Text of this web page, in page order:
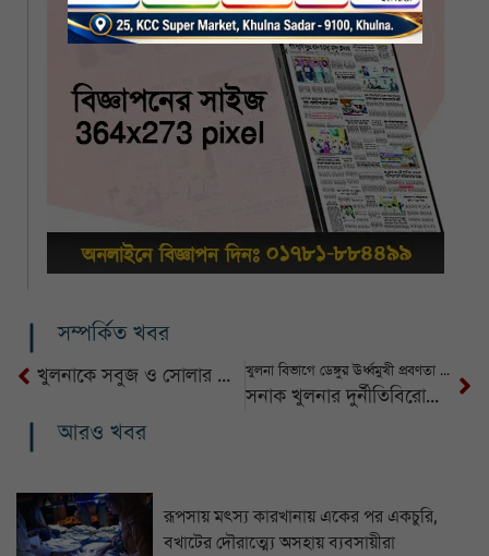
সম্পর্কিত খবর
খুলনাকে সবুজ ও সোলার সিটি গড়ে তোলার দাবি জনউদ্যোগের খুলনা বিভাগে ডেঙ্গুর ঊর্ধ্বমুখী প্রবণতা একদিনেই হাসপাতালে ভর্তি ৩৫ জন
সনাক খুলনার দুর্নীতিবিরোধী মতবিনিময় অনুষ্ঠিত অনুষ্ঠিত
আরও খবর
রূপসায় মৎস্য কারখানায় একের পর একচুরি,
বখাটের দৌরাত্ম্যে অসহায় ব্যবসায়ীরা